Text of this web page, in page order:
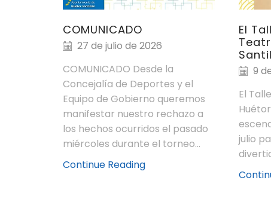
COMUNICADO
27 de julio de 2026
COMUNICADO Desde la
Concejalía de Deportes y el
Equipo de Gobierno queremos
manifestar nuestro rechazo a
los hechos ocurridos el pasado
miércoles durante el torneo...
Continue Reading
El
9
El
julio